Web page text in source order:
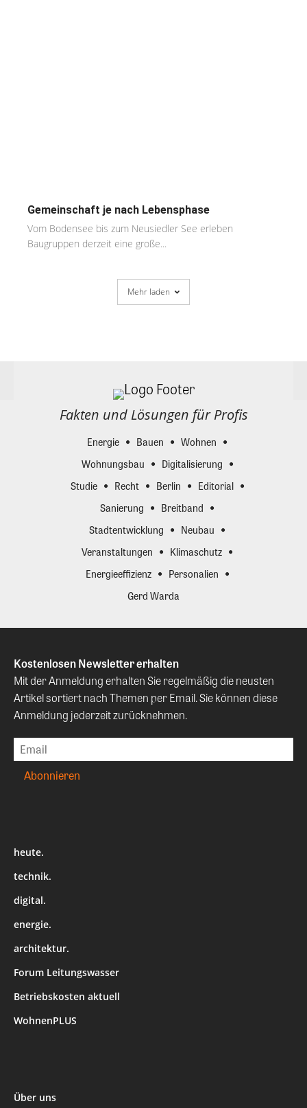
Gemeinschaft je nach Lebensphase
Vom Bodensee bis zum Neusiedler See erleben
Baugruppen derzeit eine große...
Mehr laden
Fakten und Lösungen für Profis
Energie Bauen
Wohnen
Wohnungsbau
Digitalisierung
Studie
Recht Berlin
Editorial
Sanierung
Breitband
Stadtentwicklung
Neubau
Veranstaltungen
Klimaschutz
Energieeffizienz
Personalien
Gerd Warda
Kostenlosen Newsletter erhalten
Mit der Anmeldung erhalten Sie regelmäßig die neusten
Artikel sortiert nach Themen per Email. Sie können diese
Anmeldung jederzeit zurücknehmen.
heute.
technik.
digital.
energie.
architektur.
Forum Leitungswasser
Betriebskosten aktuell
WohnenPLUS
Über uns